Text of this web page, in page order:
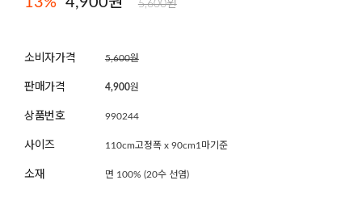
5,600원
소비자가격 5,600원
판매가격 4,900원
상품번호 990244
사이즈 110cm고정폭 x 90cm1마기준
소재 면 100% (20수 선염)